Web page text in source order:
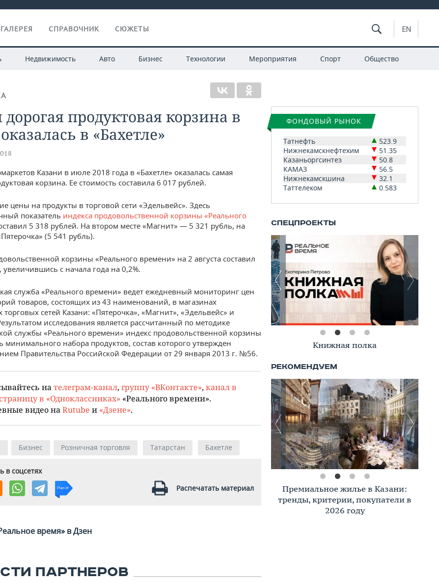
СПРАВОЧНИК СЮЖЕТЫ EN
Недвижимость Авто Бизнес Технологии Мероприятия Спорт Общество
дорогая продуктовая корзина в
в «Бахетле»
Казани в июле 2018 года в «Бахетле» оказалась самая
корзина. Ее стоимость составила 6 017 рублей.
цены на продукты в торговой сети «Эдельвейс». Здесь
показатель индекса продовольственной корзины «Реального
5 318 рублей. На втором месте «Магнит» — 5 321 рубль, на
(5 541 рубль).
корзины «Реального времени» на 2 августа составил
увеличившись с начала года на 0,2%.
служба «Реального времени» ведет ежедневный мониторинг цен
товаров, состоящих из 43 наименований, в магазинах
сетей Казани: «Пятерочка», «Магнит», «Эдельвейс» и
исследования является рассчитанный по методике
службы «Реального времени» индекс продовольственной корзины
минимального набора продуктов, состав которого утвержден
Правительства Российской Федерации от 29 января 2013 г. №56.
на телеграм-канал, группу «ВКонтакте», канал в
страницу в «Одноклассниках» «Реального времени».
видео на Rutube и «Дзене».
Бизнес Розничная торговля Татарстан Бахетле
в соцсетях
Распечатать материал
время» в Дзен
ПАРТНЕРОВ
ФОНДОВЫЙ РЫНОК
Татнефть
523.9
Нижнекамскнефтехим
51.35
Казаньоргсинтез
50.8
КАМАЗ
56.5
Нижнекамскшина
32.1
Таттелеком
0.583
Книжная полка
Премиальное жилье в Казани:
тренды, критерии, покупатели в
2026 году